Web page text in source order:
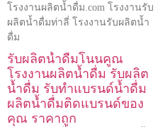
โรงงานผลิตน้ำดื่ม.com โรงงานรับ
ผลิตน้ำดื่มท่าลี่ โรงงานรับผลิตน้ำ
ดื่ม
รับผลิตน้ำดื่มโนนคูณ
โรงงานผลิตน้ำดื่ม รับผลิต
น้ำดื่ม รับทำแบรนด์น้ำดื่ม
ผลิตน้ำดื่มติดแบรนด์ของ
คุณ ราคาถูก